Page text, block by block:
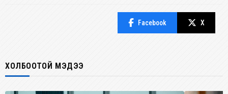
Facebook X
ХОЛБООТОЙ МЭДЭЭ